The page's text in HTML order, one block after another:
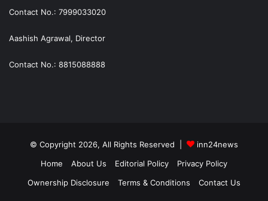
Contact No.: 7999033020
Aashish Agrawal, Director
Contact No.: 8815088888
© Copyright 2026, All Rights Reserved |
inn24news
Home
About Us Editorial Policy
Privacy Policy
Ownership Disclosure
Terms & Conditions Contact Us